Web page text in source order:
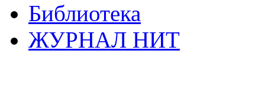
Библиотека
ЖУРНАЛ НИТ